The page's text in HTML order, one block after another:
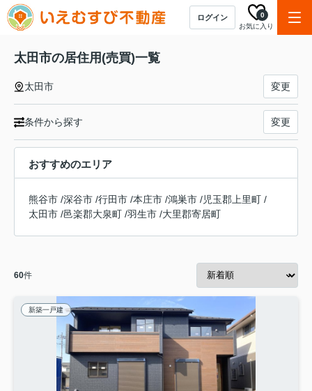
ログイン
お気に入り
0
太田市の居住用(売買)一覧
太田市 変更
条件から探す 変更
おすすめのエリア
熊谷市 /深谷市 /行田市 /本庄市 /鴻巣市 /児玉郡上里町 /
太田市 /邑楽郡大泉町 /羽生市 /大里郡寄居町
60件
新築一戸建